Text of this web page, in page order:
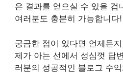
은 결과를 얻으실 수 있을 겁
여러분도 충분히 가능합니다!
궁금한 점이 있다면 언제든
제가 아는 선에서 성심껏 답
러분의 성공적인 블로그 수